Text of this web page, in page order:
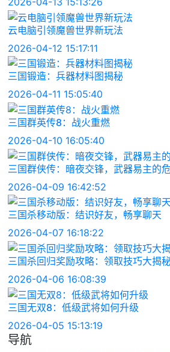
云电脑引领魔兽世界新玩法
2026-04-12 15:17:11
三国锻造：兵器材料图揭秘
2026-04-11 15:05:40
三国群英传8：战火重燃
2026-04-10 16:05:40
三国群侠传：暗夜交锋，武器易主的
2026-04-09 16:42:52
三国杀移动版：结识好友，畅享聊天
2026-04-07 16:18:22
三国杀回归奖励攻略：领取技巧大揭
2026-04-06 16:08:39
三国无双8：低级武将如何升级
2026-04-05 15:13:19
导航